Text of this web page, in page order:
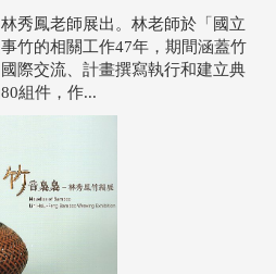
秀鳳老師展出。林老師於「國立
竹的相關工作47年，期間涵蓋竹
際交流、計畫撰寫執行和建立典
組件，作...